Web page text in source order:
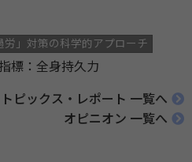
労」対策の科学的アプローチ
標：全身持久力
トピックス・レポート 一覧へ
オピニオン 一覧へ